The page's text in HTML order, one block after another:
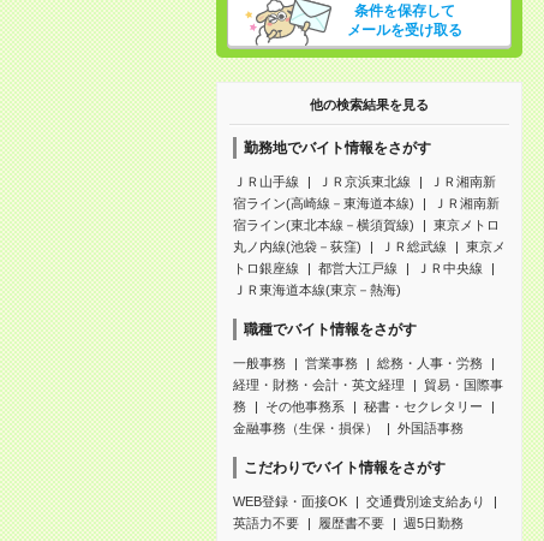
条件を保存して
メールを受け取る
他の検索結果を見る
勤務地でバイト情報をさがす
ＪＲ山手線 ＪＲ京浜東北線
ＪＲ湘南新
宿ライン(高崎線－東海道本線)
ＪＲ湘南新
宿ライン(東北本線－横須賀線)
東京メトロ
丸ノ内線(池袋－荻窪)
ＪＲ総武線
東京メ
トロ銀座線
都営大江戸線
ＪＲ中央線
ＪＲ東海道本線(東京－熱海)
職種でバイト情報をさがす
一般事務 営業事務
総務・人事・労務
経理・財務・会計・英文経理
貿易・国際事
務
その他事務系
秘書・セクレタリー
金融事務（生保・損保）
外国語事務
こだわりでバイト情報をさがす
WEB登録・面接OK
交通費別途支給あり
英語力不要
履歴書不要 週5日勤務